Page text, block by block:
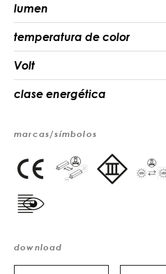
lumen
temperatura de color
Volt
clase energética
marcas/símbolos
download